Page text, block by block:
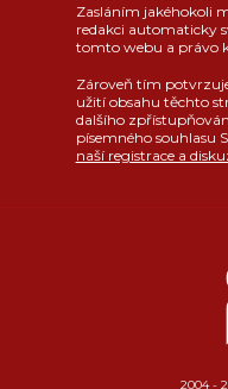
Zasláním jakéhokoli
redakci automaticky
tomto webu a právo
Zároveň tím
užití obsahu těchto
dalšího
písemného souhlasu
naší registrace a
2004 -